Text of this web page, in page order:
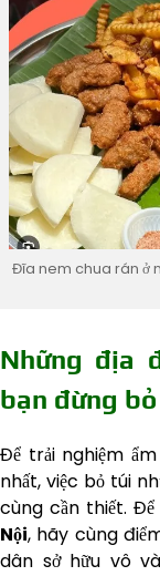
Đĩa nem chua rán ở
Những địa
bạn đừng
Để trải nghiệm
nhất, việc bỏ túi
cùng cần thiết.
Nội, hãy cùng
dân sở hữu vô